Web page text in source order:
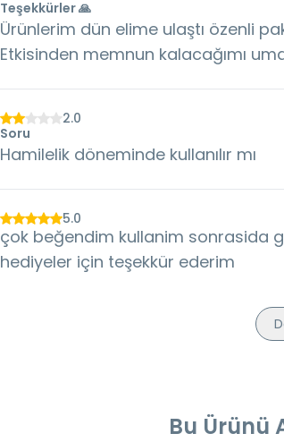
Teşekkürler 🙏
Ürünlerim dün elime ulaştı özenli
Etkisinden memnun kalacağımı
2.0
Soru
Hamilelik döneminde kullanılır mı
5.0
çok beğendim kullanim sonrasida
hediyeler için teşekkür ederim
Bu Ürünü